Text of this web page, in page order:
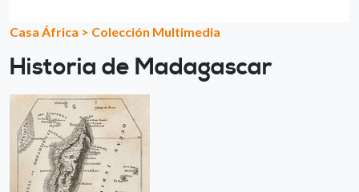
Casa África > Colección Multimedia
Historia de Madagascar